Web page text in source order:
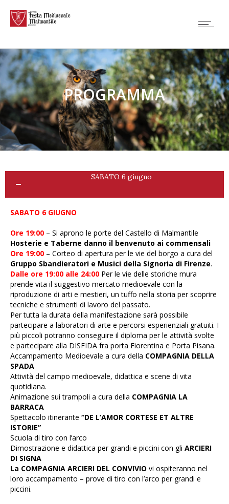
PROGRAMMA
SABATO 6 giugno
SABATO 6 GIUGNO
Ore 19:00 – Si aprono le porte del Castello di Malmantile
Hosterie e Taberne danno il benvenuto ai commensali
Ore 19:00 – Corteo di apertura per le vie del borgo a cura del
Gruppo Sbandieratori e Musici della Signoria di Firenze.
Dalle ore 19:00 alle 24:00 Per le vie delle storiche mura
prende vita il suggestivo mercato medioevale con la
riproduzione di arti e mestieri, un tuffo nella storia per scoprire
tecniche e strumenti di lavoro del passato.
Per tutta la durata della manifestazione sarà possibile
partecipare a laboratori di arte e percorsi esperienziali gratuiti. I
più piccoli potranno conseguire il diploma per le attività svolte
e partecipare alla DISFIDA fra porta Fiorentina e Porta Pisana.
Accampamento Medioevale a cura della COMPAGNIA DELLA
SPADA
Attività del campo medioevale, didattica e scene di vita
quotidiana.
Animazione sui trampoli a cura della COMPAGNIA LA
BARRACA
Spettacolo itinerante “DE L’AMOR CORTESE ET ALTRE
ISTORIE”
Scuola di tiro con l’arco
Dimostrazione e didattica per grandi e piccini con gli ARCIERI
DI SIGNA
La COMPAGNIA ARCIERI DEL CONVIVIO vi ospiteranno nel
loro accampamento – prove di tiro con l’arco per grandi e
piccini.